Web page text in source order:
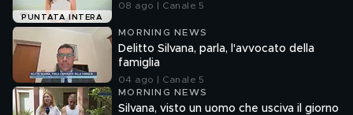
PUNTATA INTERA
08 ago | Canale 5
MORNING NEWS
Delitto Silvana, parla, l'avvocato della
famiglia
04 ago | Canale 5
MORNING NEWS
Silvana, visto un uomo che usciva il giorno